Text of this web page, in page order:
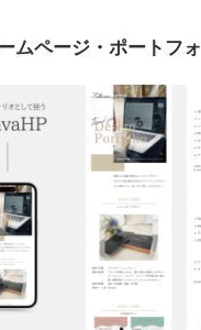
ムページ・ポートフ